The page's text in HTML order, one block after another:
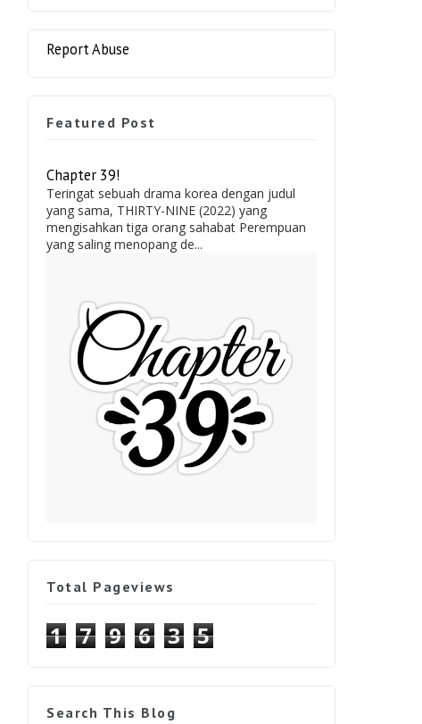
Report Abuse
Featured Post
Chapter 39!
Teringat sebuah drama korea dengan judul
yang sama, THIRTY-NINE (2022) yang
mengisahkan tiga orang sahabat Perempuan
yang saling menopang de...
Total Pageviews
1 7 9 6 3 5
Search This Blog